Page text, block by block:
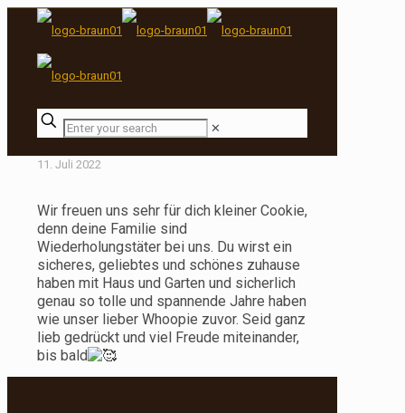
✕
11. Juli 2022
Wir freuen uns sehr für dich kleiner Cookie,
denn deine Familie sind
Wiederholungstäter bei uns. Du wirst ein
sicheres, geliebtes und schönes zuhause
haben mit Haus und Garten und sicherlich
genau so tolle und spannende Jahre haben
wie unser lieber Whoopie zuvor. Seid ganz
lieb gedrückt und viel Freude miteinander,
bis bald